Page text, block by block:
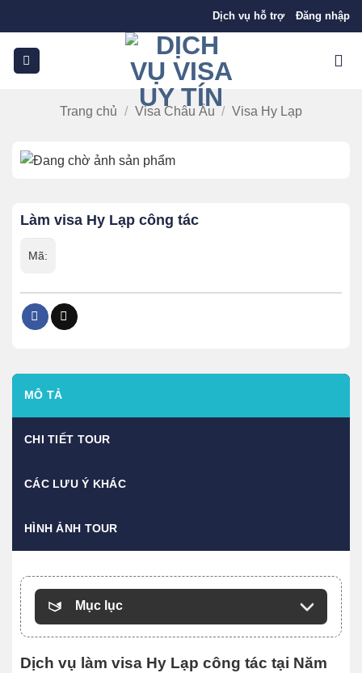
qua
nội
dung
Dịch vụ hỗ trợ Đăng nhập
Trang chủ / Visa Châu Âu / Visa Hy Lạp
Làm visa Hy Lạp công tác
Mã:
MÔ TẢ
CHI TIẾT TOUR
CÁC LƯU Ý KHÁC
HÌNH ẢNH TOUR
Mục lục
Dịch vụ làm visa Hy Lạp công tác tại Năm